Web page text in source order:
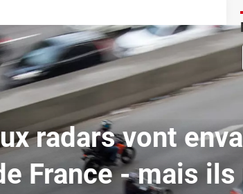
radars vont
France - mais ils